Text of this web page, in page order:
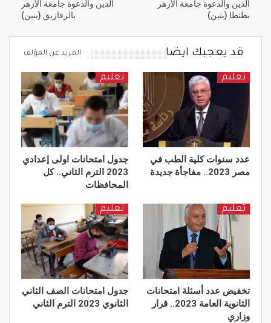
الدين والدعوة جامعة الأزهر
بطنطا (بنين)
الدين والدعوة جامعة الأزهر
بالزقازيق (بنين)
قد يعجبك ايضا المزيد عن المؤلف
تعليم
عدد سنوات كلية الطب في
مصر 2023.. مفاجأة جديدة
تعليم
جدول امتحانات اولى إعدادي
2023 الترم الثاني.. كل
المحافظات
تعليم
تخفيض عدد أسئلة امتحانات
الثانوية العامة 2023.. قرار
وزاري
تعليم
جدول امتحانات الصف الثاني
الثانوي 2023 الترم الثاني